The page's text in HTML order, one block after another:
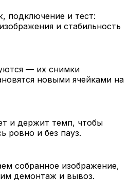
подключение и тест:
и стабильность
— их снимки
новыми ячейками на
и держит темп, чтобы
ровно и без пауз.
собранное изображение,
демонтаж и вывоз.